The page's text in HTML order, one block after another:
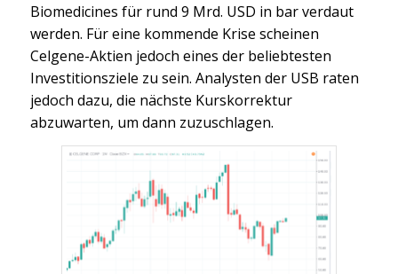
Biomedicines für rund 9 Mrd. USD in bar verdaut
werden. Für eine kommende Krise scheinen
Celgene-Aktien jedoch eines der beliebtesten
Investitionsziele zu sein. Analysten der USB raten
jedoch dazu, die nächste Kurskorrektur
abzuwarten, um dann zuzuschlagen.